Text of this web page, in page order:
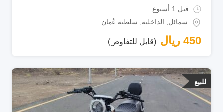
قبل 1 أسبوع
سمائل, الداخلية, سلطنة عُمان
450 ريال (قابل للتفاوض)
للبيع